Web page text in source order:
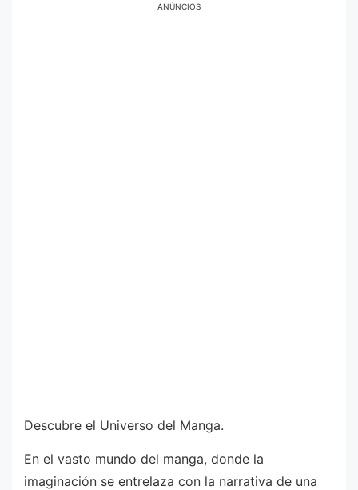
ANÚNCIOS
Descubre el Universo del Manga.
En el vasto mundo del manga, donde la
imaginación se entrelaza con la narrativa de una